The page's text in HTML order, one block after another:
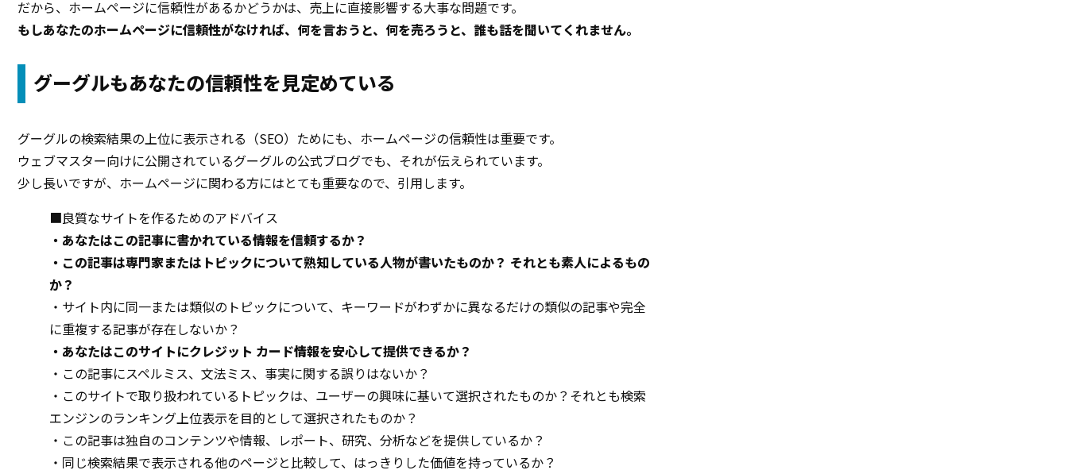
だから、ホームページに信頼性があるかどうかは、売上に直接影響する大事な問題です。
もしあなたのホームページに信頼性がなければ、何を言おうと、何を売ろうと、誰も話を聞いてくれません。
グーグルもあなたの信頼性を見定めている
グーグルの検索結果の上位に表示される（SEO）ためにも、ホームページの信頼性は重要です。
ウェブマスター向けに公開されているグーグルの公式ブログでも、それが伝えられています。
少し長いですが、ホームページに関わる方にはとても重要なので、引用します。
■良質なサイトを作るためのアドバイス
・あなたはこの記事に書かれている情報を信頼するか？
・この記事は専門家またはトピックについて熟知している人物が書いたものか？ それとも素人によるもの
か？
・サイト内に同一または類似のトピックについて、キーワードがわずかに異なるだけの類似の記事や完全
に重複する記事が存在しないか？
・あなたはこのサイトにクレジット カード情報を安心して提供できるか？
・この記事にスペルミス、文法ミス、事実に関する誤りはないか？
・このサイトで取り扱われているトピックは、ユーザーの興味に基いて選択されたものか？それとも検索
エンジンのランキング上位表示を目的として選択されたものか？
・この記事は独自のコンテンツや情報、レポート、研究、分析などを提供しているか？
・同じ検索結果で表示される他のページと比較して、はっきりした価値を持っているか？